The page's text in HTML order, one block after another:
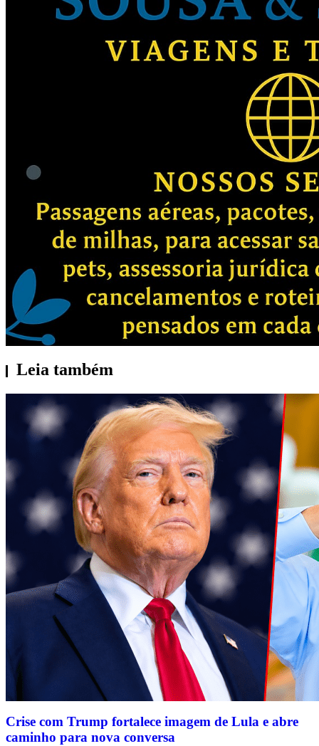
Leia também
Crise com Trump fortalece imagem de Lula e abre
caminho para nova conversa